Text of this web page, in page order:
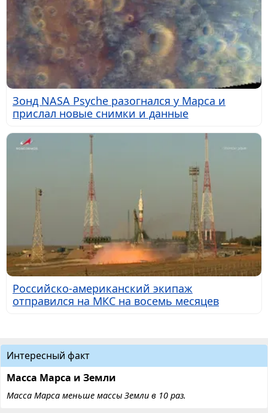
Зонд NASA Psyche разогнался у Марса и
прислал новые снимки и данные
Российско-американский экипаж
отправился на МКС на восемь месяцев
Интересный факт
Масса Марса и Земли
Масса Марса меньше массы Земли в 10 раз.